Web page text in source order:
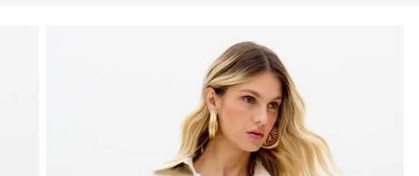
calca jeans
calca
bota